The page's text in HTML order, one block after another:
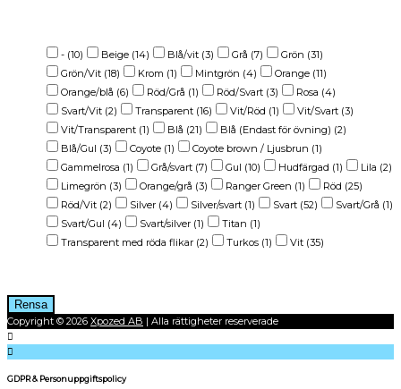
- (10) Beige (14) Blå/vit (3) Grå (7) Grön (31)
Grön/Vit (18) Krom (1) Mintgrön (4) Orange (11)
Orange/blå (6) Röd/Grå (1) Röd/Svart (3) Rosa (4)
Svart/Vit (2) Transparent (16) Vit/Röd (1) Vit/Svart (3)
Vit/Transparent (1) Blå (21) Blå (Endast för övning) (2)
Blå/Gul (3) Coyote (1) Coyote brown / Ljusbrun (1)
Gammelrosa (1) Grå/svart (7) Gul (10) Hudfärgad (1) Lila (2)
Limegrön (3) Orange/grå (3) Ranger Green (1) Röd (25)
Röd/Vit (2) Silver (4) Silver/svart (1) Svart (52) Svart/Grå (1)
Svart/Gul (4) Svart/silver (1) Titan (1)
Transparent med röda flikar (2) Turkos (1) Vit (35)
Rensa
Copyright © 2026 Xpozed AB | Alla rättigheter reserverade
GDPR & Personuppgiftspolicy